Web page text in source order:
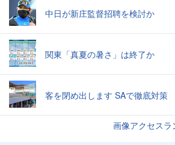
中日が新庄監督招聘を検討か
関東「真夏の暑さ」は終了か
客を閉め出します SAで徹底対策
画像アクセスラ